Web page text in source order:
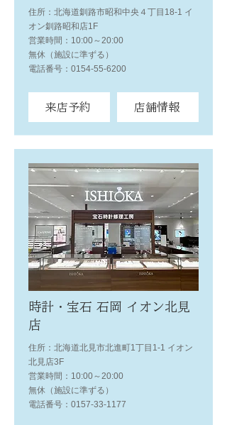
住所：北海道釧路市昭和中央４丁目18-1 イ
オン釧路昭和店1F
営業時間：10:00～20:00
無休（施設に準ずる）
電話番号：0154-55-6200
来店予約 店舗情報
時計・宝石 石岡 イオン北見
店
住所：北海道北見市北進町1丁目1-1 イオン
北見店3F
営業時間：10:00～20:00
無休（施設に準ずる）
電話番号：0157-33-1177